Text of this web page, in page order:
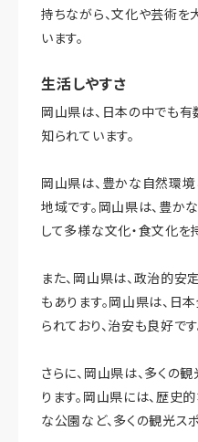
持ちながら、文化や芸術を
います。
生活しやすさ
岡山県は、日本の中でも
知られています。
岡山県は、豊かな自然環
地域です。岡山県は、豊か
して多様な文化・食文化を
また、岡山県は、政治的
もあります。岡山県は、日
られており、治安も良好です
さらに、岡山県は、多くの
ります。岡山県には、歴史
な公園など、多くの観光ス